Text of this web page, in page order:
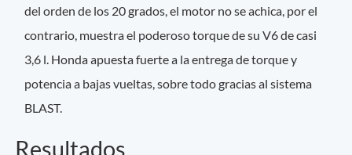
del orden de los 20 grados, el motor no se achica, por el
contrario, muestra el poderoso torque de su V6 de casi
3,6 l. Honda apuesta fuerte a la entrega de torque y
potencia a bajas vueltas, sobre todo gracias al sistema
BLAST.
Resultados